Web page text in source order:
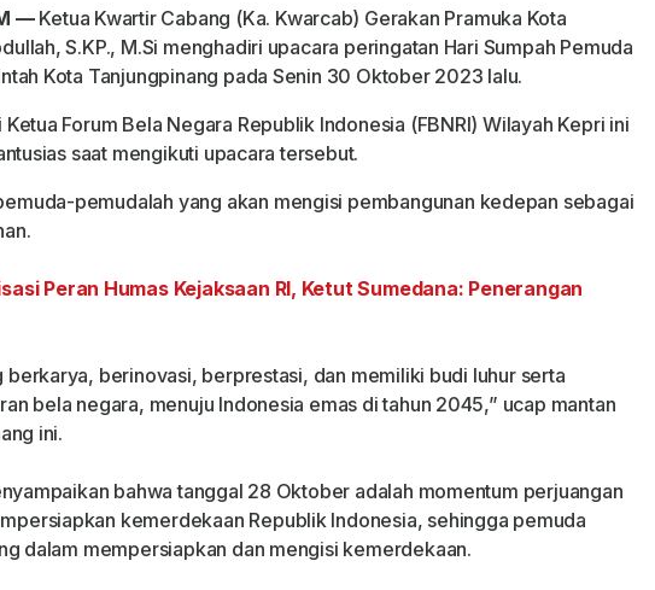
—Ketua Kwartir Cabang (Ka. Kwarcab) Gerakan Pramuka Kota
S.KP., M.Si menghadiri upacara peringatan Hari Sumpah Pemuda
Kota Tanjungpinang pada Senin 30 Oktober 2023 lalu.
Forum Bela Negara Republik Indonesia (FBNRI) Wilayah Kepri ini
saat mengikuti upacara tersebut.
pemudalah yang akan mengisi pembangunan kedepan sebagai
Peran Humas Kejaksaan RI, Ketut Sumedana: Penerangan
berkarya, berinovasi, berprestasi, dan memiliki budi luhur serta
bela negara, menuju Indonesia emas di tahun 2045,” ucap mantan
ini.
bahwa tanggal 28 Oktober adalah momentum perjuangan
kemerdekaan Republik Indonesia, sehingga pemuda
dalam mempersiapkan dan mengisi kemerdekaan.